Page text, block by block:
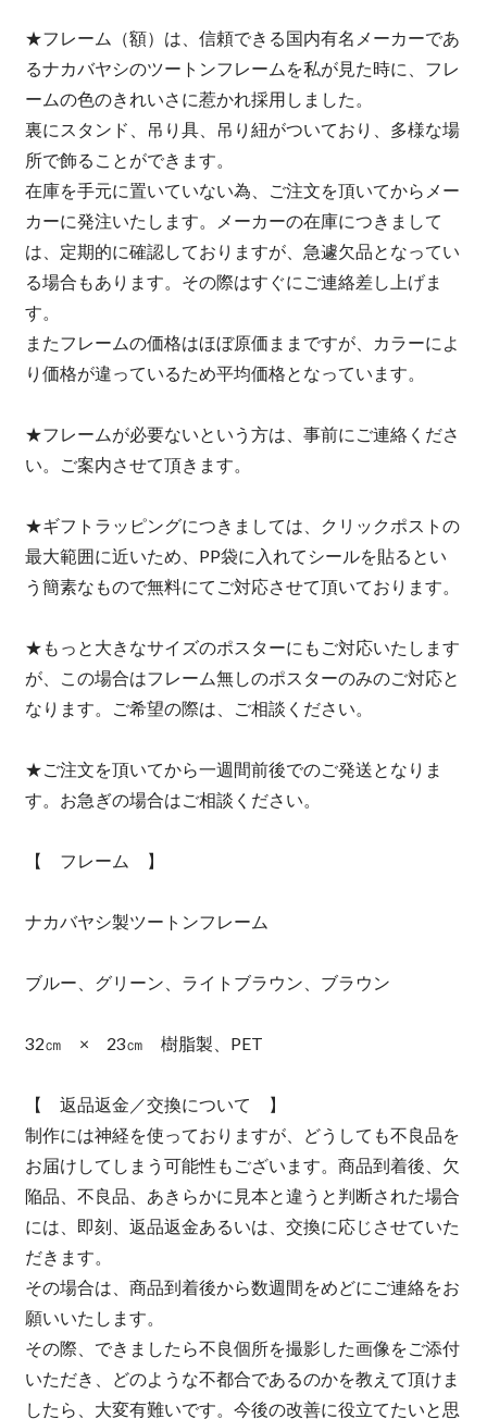
★フレーム（額）は、信頼できる国内有名メーカーであ
るナカバヤシのツートンフレームを私が見た時に、フレ
ームの色のきれいさに惹かれ採用しました。
裏にスタンド、吊り具、吊り紐がついており、多様な場
所で飾ることができます。
在庫を手元に置いていない為、ご注文を頂いてからメー
カーに発注いたします。メーカーの在庫につきまして
は、定期的に確認しておりますが、急遽欠品となってい
る場合もあります。その際はすぐにご連絡差し上げま
す。
またフレームの価格はほぼ原価ままですが、カラーによ
り価格が違っているため平均価格となっています。
★フレームが必要ないという方は、事前にご連絡くださ
い。ご案内させて頂きます。
★ギフトラッピングにつきましては、クリックポストの
最大範囲に近いため、PP袋に入れてシールを貼るとい
う簡素なもので無料にてご対応させて頂いております。
★もっと大きなサイズのポスターにもご対応いたします
が、この場合はフレーム無しのポスターのみのご対応と
なります。ご希望の際は、ご相談ください。
★ご注文を頂いてから一週間前後でのご発送となりま
す。お急ぎの場合はご相談ください。
【 フレーム 】
ナカバヤシ製ツートンフレーム
ブルー、グリーン、ライトブラウン、ブラウン
32㎝ × 23㎝ 樹脂製、PET
【 返品返金／交換について 】
制作には神経を使っておりますが、どうしても不良品を
お届けしてしまう可能性もございます。商品到着後、欠
陥品、不良品、あきらかに見本と違うと判断された場合
には、即刻、返品返金あるいは、交換に応じさせていた
だきます。
その場合は、商品到着後から数週間をめどにご連絡をお
願いいたします。
その際、できましたら不良個所を撮影した画像をご添付
いただき、どのような不都合であるのかを教えて頂けま
したら、大変有難いです。今後の改善に役立てたいと思